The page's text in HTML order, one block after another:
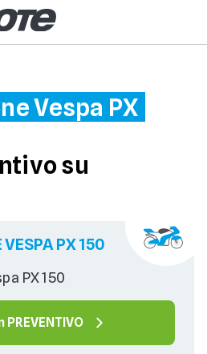
Vespa PX
su
PX 150
PX 150
PREVENTIVO